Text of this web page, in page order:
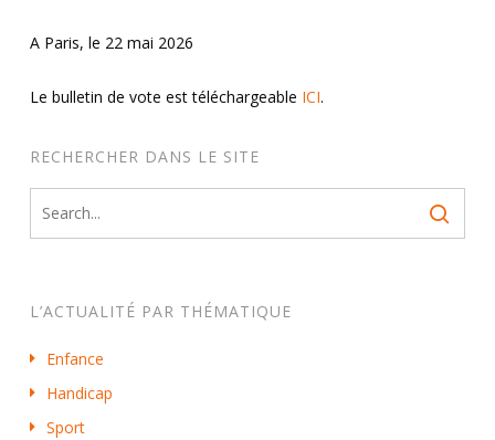
A Paris, le 22 mai 2026
Le bulletin de vote est téléchargeable ICI.
RECHERCHER DANS LE SITE
L’ACTUALITÉ PAR THÉMATIQUE
Enfance
Handicap
Sport